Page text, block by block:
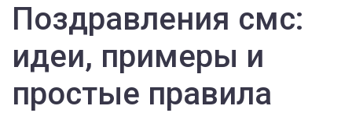
Поздравления смс:
идеи, примеры и
простые правила